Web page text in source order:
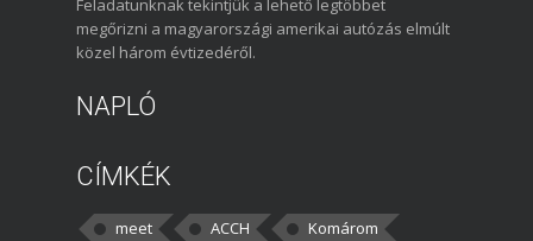
Feladatunknak tekintjük a lehető legtöbbet
megőrizni a magyarországi amerikai autózás elmúlt
közel három évtizedéről.
NAPLÓ
CÍMKÉK
meet ACCH
Komárom